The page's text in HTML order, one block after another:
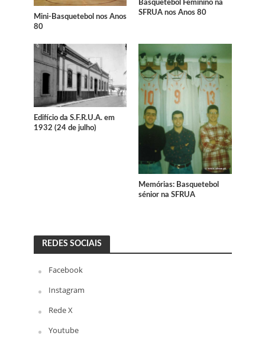
Mini-Basquetebol nos Anos
80
Basquetebol Feminino na
SFRUA nos Anos 80
Edifício da S.F.R.U.A. em
1932 (24 de julho)
Memórias: Basquetebol
sénior na SFRUA
REDES SOCIAIS
Facebook
Instagram
Rede X
Youtube